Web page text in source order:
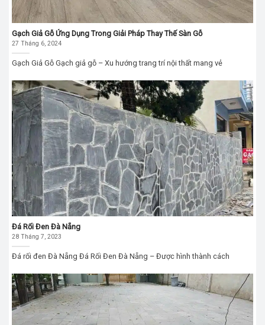
Gạch Giả Gỗ Ứng Dụng Trong Giải Pháp Thay Thế Sàn Gỗ
27 Tháng 6, 2024
Gạch Giả Gỗ Gạch giả gỗ – Xu hướng trang trí nội thất mang vẻ
Đá Rối Đen Đà Nẵng
28 Tháng 7, 2023
Đá rối đen Đà Nẵng Đá Rối Đen Đà Nẵng – Được hình thành cách